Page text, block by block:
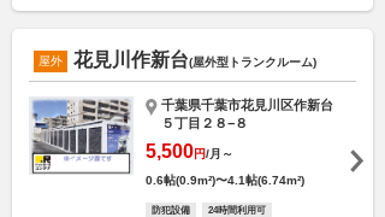
屋外 花見川作新台(屋外型トランクルーム)
千葉県千葉市花見川区作新台
５丁目２８−８
5,500円/月～
0.6帖(0.9m²)〜4.1帖(6.74m²)
防犯設備 24時間利用可